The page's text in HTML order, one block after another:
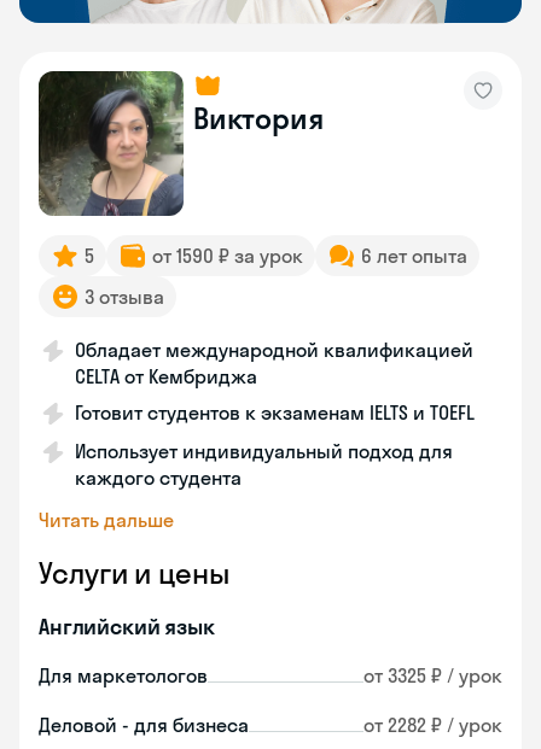
Виктория
5 от 1590 ₽ за урок
6 лет опыта
3 отзыва
Обладает международной квалификацией
CELTA от Кембриджа
Готовит студентов к экзаменам IELTS и TOEFL
Использует индивидуальный подход для
каждого студента
Читать дальше
Услуги и цены
Английский язык
Для маркетологов от 3325 ₽ / урок
Деловой - для бизнеса от 2282 ₽ / урок